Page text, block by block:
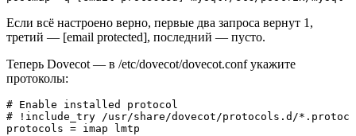
Если всё настроено верно, первые два запроса вернут 1,
третий — [email protected], последний — пусто.
Теперь Dovecot — в /etc/dovecot/dovecot.conf укажите
протоколы:
# Enable installed protocol
# !include_try /usr/share/dovecot/protocols.d/
protocols = imap lmtp